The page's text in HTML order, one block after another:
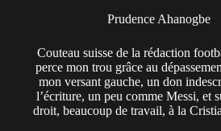
Prudence Ahanogbe
Couteau suisse de la rédaction
perce mon trou grâce au
mon versant gauche, un don
l’écriture, un peu comme Messi, et
droit, beaucoup de travail, à la